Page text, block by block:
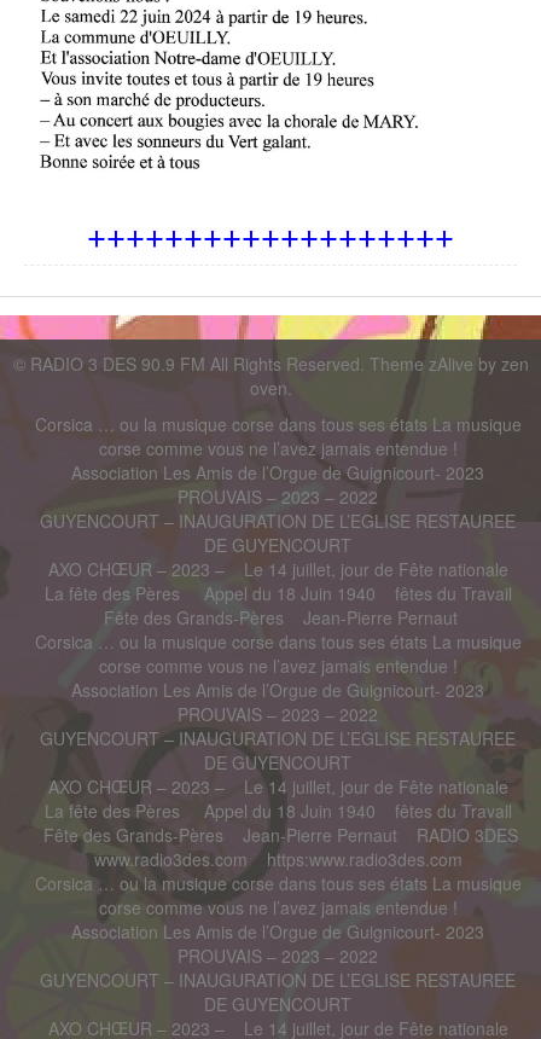
+++++++++++++++++++
© RADIO 3 DES 90.9 FM All Rights Reserved. Theme zAlive by zen
oven.
Corsica … ou la musique corse dans tous ses états La musique
corse comme vous ne l’avez jamais entendue !
Association Les Amis de l’Orgue de Guignicourt- 2023
PROUVAIS – 2023 – 2022
GUYENCOURT – INAUGURATION DE L’EGLISE RESTAUREE
DE GUYENCOURT
AXO CHŒUR – 2023 –
Le 14 juillet, jour de Fête nationale
La fête des Pères
Appel du 18 Juin 1940
fêtes du Travail
Fête des Grands-Pères
Jean-Pierre Pernaut
Corsica … ou la musique corse dans tous ses états La musique
corse comme vous ne l’avez jamais entendue !
Association Les Amis de l’Orgue de Guignicourt- 2023
PROUVAIS – 2023 – 2022
GUYENCOURT – INAUGURATION DE L’EGLISE RESTAUREE
DE GUYENCOURT
AXO CHŒUR – 2023 –
Le 14 juillet, jour de Fête nationale
La fête des Pères
Appel du 18 Juin 1940
fêtes du Travail
Fête des Grands-Pères
Jean-Pierre Pernaut
RADIO 3DES
www.radio3des.com
https:www.radio3des.com
Corsica … ou la musique corse dans tous ses états La musique
corse comme vous ne l’avez jamais entendue !
Association Les Amis de l’Orgue de Guignicourt- 2023
PROUVAIS – 2023 – 2022
GUYENCOURT – INAUGURATION DE L’EGLISE RESTAUREE
DE GUYENCOURT
AXO CHŒUR – 2023 –
Le 14 juillet, jour de Fête nationale